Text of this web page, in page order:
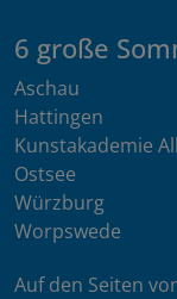
6 große
Aschau
Hattingen
Kunstakademie
Ostsee
Würzburg
Worpswede
Auf den Seiten